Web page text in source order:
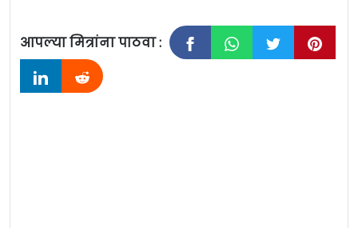
आपल्या मित्रांना पाठवा :